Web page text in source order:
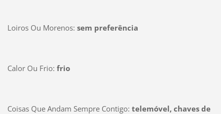
Loiros Ou Morenos: sem preferência
Calor Ou Frio: frio
Coisas Que Andam Sempre Contigo: telemóvel, chaves de